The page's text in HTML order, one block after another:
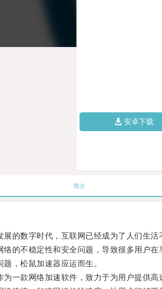
安卓下载
简介
数字时代，互联网已经成为了人们生活
不稳定性和安全问题，导致很多用户在
，松鼠加速器应运而生。
款网络加速软件，致力于为用户提供高